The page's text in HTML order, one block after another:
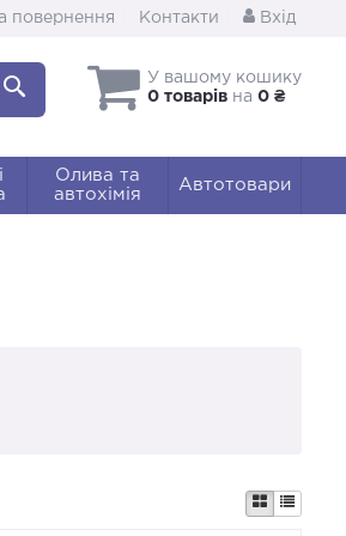
повернення Контакти Вхід
У вашому кошику
0 товарів на 0 ₴
Олива та
автохімія
Автотовари